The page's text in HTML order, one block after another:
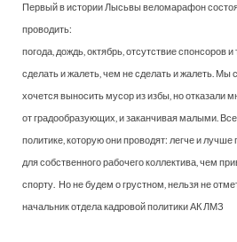
Первый в истории Лысьвы веломарафон
проводить:
погода, дождь, октябрь, отсутствие спонсоров и
сделать и жалеть, чем не сделать и жалеть. Мы
хочется выносить мусор из избы, но отказали
от градообразующих, и заканчивая малыми.
политике, которую они проводят: легче и лучше
для собственного рабочего коллектива, чем
спорту. Но не будем о грустном, нельзя не
начальник отдела кадровой политики АК ЛМЗ